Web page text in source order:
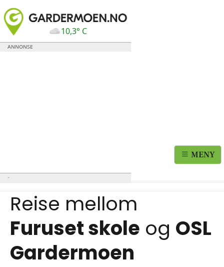
10,3° C
MENY
Reise mellom
Furuset skole og OSL
Gardermoen